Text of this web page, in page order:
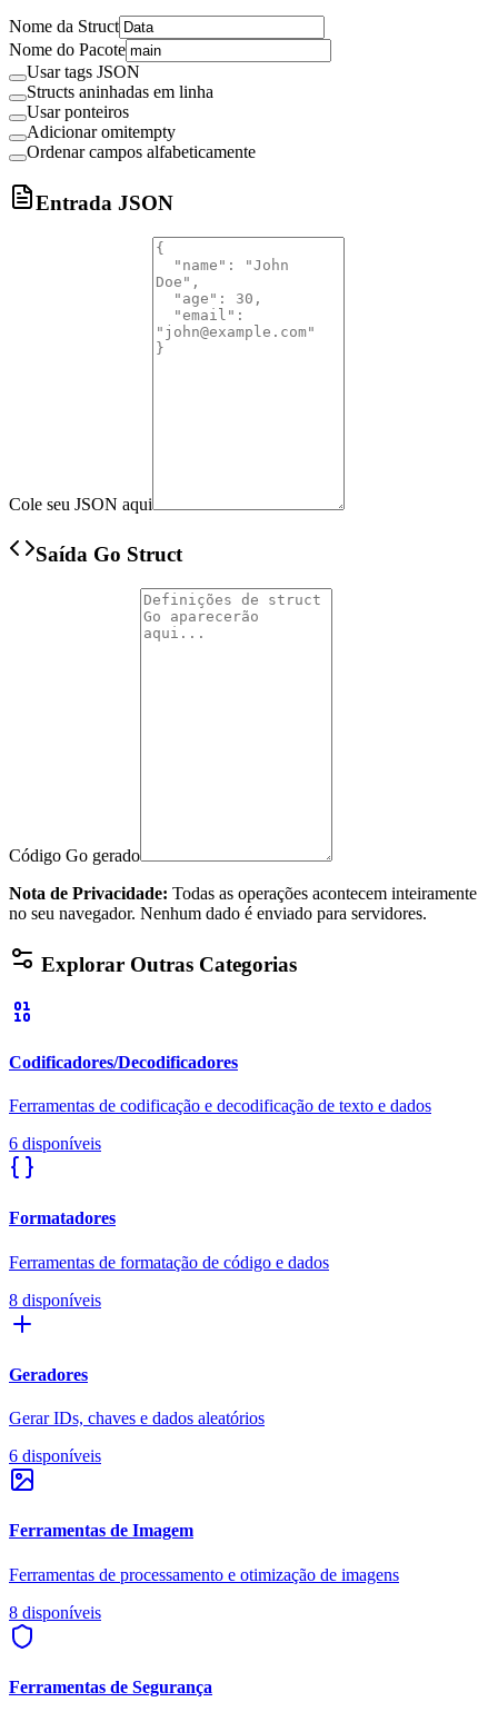
Nome da Struct
Nome do Pacote
Usar tags JSON
Structs aninhadas em linha
Usar ponteiros
Adicionar omitempty
Ordenar campos alfabeticamente
Entrada JSON
Cole seu JSON aqui
Saída Go Struct
Código Go gerado
Nota de Privacidade: Todas as operações acontecem inteiramente
no seu navegador. Nenhum dado é enviado para servidores.
Explorar Outras Categorias
Codificadores/Decodificadores
Ferramentas de codificação e decodificação de texto e dados
6 disponíveis
Formatadores
Ferramentas de formatação de código e dados
8 disponíveis
Geradores
Gerar IDs, chaves e dados aleatórios
6 disponíveis
Ferramentas de Imagem
Ferramentas de processamento e otimização de imagens
8 disponíveis
Ferramentas de Segurança